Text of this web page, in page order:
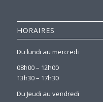
HORAIRES
Du lundi au mercredi
08h00 – 12h00
13h30 – 17h30
Du Jeudi au vendredi